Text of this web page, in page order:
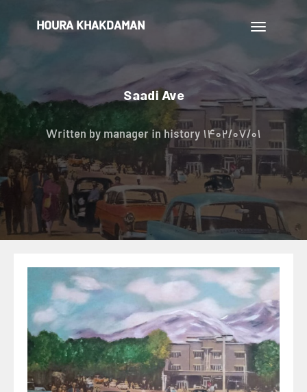
تغییر
HOURA KHAKDAMAN
Saadi Ave
Written bymanagerin history1402/07/01